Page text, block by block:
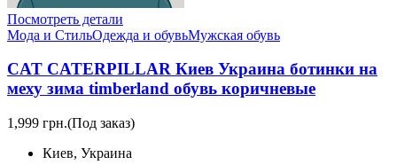
Посмотреть детали
Мода и СтильОдежда и обувьМужская обувь
CAT CATERPILLAR Киев Украина ботинки на
меху зима timberland обувь коричневые
1,999 грн.(Под заказ)
Киев, Украина